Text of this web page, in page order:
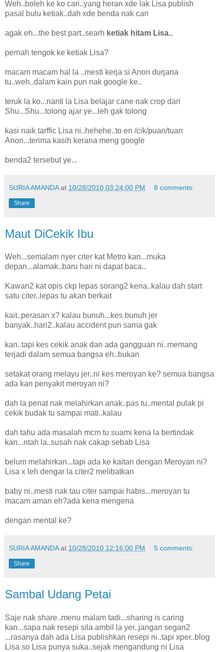
Weh..boleh ke ko cari..yang heran xde lak Lisa publish
pasal bulu ketiak..dah xde benda nak cari
agak eh...the best part..searh ketiak hitam Lisa..
pernah tengok ke ketiak Lisa?
macam macam hal la ..mesti kerja si Anon durjana
tu..weh..dalam kain pun nak google ke..
teruk la ko...nanti la Lisa belajar cane nak crop dari
Shu...Shu...tolong ajar ye...leh gak tolong
kasi naik tarffic Lisa ni..hehehe..to en /cik/puan/tuan
Anon...terima kasih kerana meng google
benda2 tersebut ye...
SURIA AMANDA at 10/28/2010 03:24:00 PM 8 comments:
Share
Maut DiCekik Ibu
Weh...semalam nyer citer kat Metro kan...muka
depan...alamak..baru hari ni dapat baca..
Kawan2 kat opis ckp lepas sorang2 kena..kalau dah start
satu citer..lepas tu akan berkait
kait..perasan x? kalau bunuh...kes bunuh jer
banyak..hari2..kalau accident pun sama gak
kan..tapi kes cekik anak dan ada gangguan ni..memang
terjadi dalam semua bangsa eh..bukan
setakat orang melayu jer..ni kes meroyan ke? semua bangsa
ada kan penyakit meroyan ni?
dah la penat nak melahirkan anak..pas tu..mental pulak pi
cekik budak tu sampai mati..kalau
dah tahu ada masalah mcm tu suami kena la bertindak
kan...ntah la..susah nak cakap sebab Lisa
belum melahirkan...tapi ada ke kaitan dengan Meroyan ni?
Lisa x leh dengar la citer2 melibatkan
baby ni..mesti nak tau citer sampai habis...meroyan tu
macam aman eh?ada kena mengena
dengan mental ke?
SURIA AMANDA at 10/28/2010 12:16:00 PM 5 comments:
Share
Sambal Udang Petai
Saje nak share..menu malam tadi...sharing is caring
kan...sapa nak resepi sila ambil la yer..jangan segan2
...rasanya dah ada Lisa publishkan resepi ni..tapi xper..blog
Lisa so Lisa punya suka..sejak mengandung ni Lisa